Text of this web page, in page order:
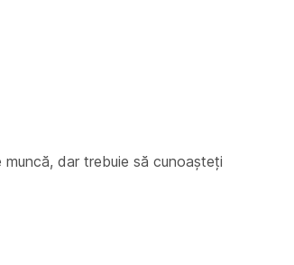
dar trebuie să cunoașteți